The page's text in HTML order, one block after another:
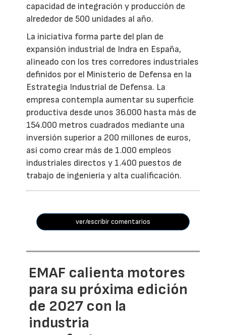
capacidad de integración y producción de
alrededor de 500 unidades al año.
La iniciativa forma parte del plan de
expansión industrial de Indra en España,
alineado con los tres corredores industriales
definidos por el Ministerio de Defensa en la
Estrategia Industrial de Defensa. La
empresa contempla aumentar su superficie
productiva desde unos 36.000 hasta más de
154.000 metros cuadrados mediante una
inversión superior a 200 millones de euros,
así como crear más de 1.000 empleos
industriales directos y 1.400 puestos de
trabajo de ingeniería y alta cualificación.
ver/escribir comentarios
EMAF calienta motores
para su próxima edición
de 2027 con la
industria